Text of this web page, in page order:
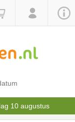
10 augustus